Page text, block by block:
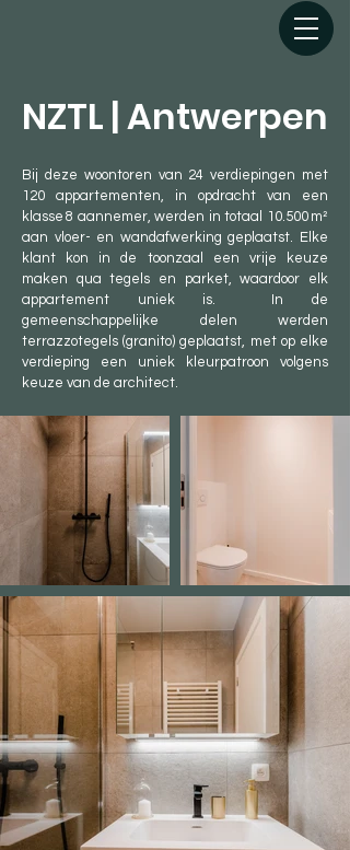
NZTL | Antwerpen
Bij deze woontoren van 24 verdiepingen met
120 appartementen, in opdracht van een
klasse 8 aannemer, werden in totaal 10.500 m²
aan vloer- en wandafwerking geplaatst. Elke
klant kon in de toonzaal een vrije keuze
maken qua tegels en parket, waardoor elk
appartement uniek is. In de
gemeenschappelijke delen werden
terrazzotegels (granito) geplaatst, met op elke
verdieping een uniek kleurpatroon volgens
keuze van de architect.